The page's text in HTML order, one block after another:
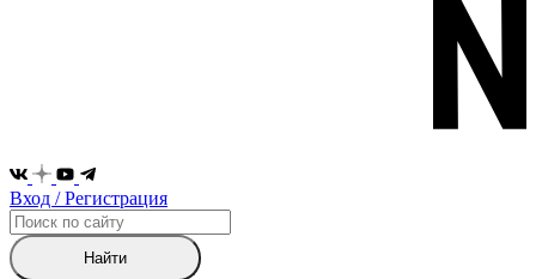
Вход / Регистрация
Найти